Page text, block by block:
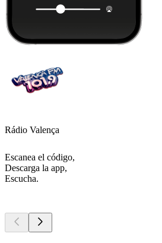
Rádio Valença
Escanea el código,
Descarga la app,
Escucha.